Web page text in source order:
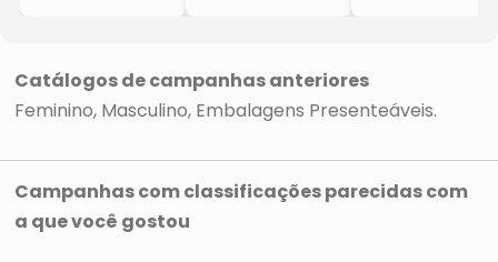
Catálogos de campanhas anteriores
Feminino Masculino Embalagens Presenteáveis
Campanhas com classificações parecidas com
a que você gostou